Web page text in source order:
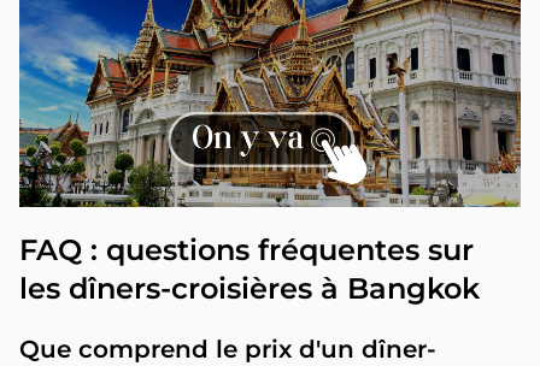
FAQ : questions fréquentes sur
les dîners-croisières à Bangkok
Que comprend le prix d'un dîner-